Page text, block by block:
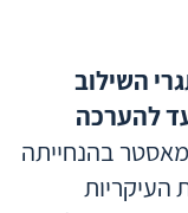
השילוב
להערכה
בהנחייתה
העיקריות